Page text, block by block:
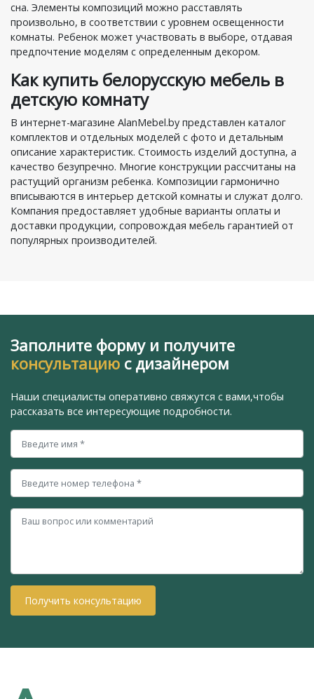
сна. Элементы композиций можно расставлять
произвольно, в соответствии с уровнем освещенности
комнаты. Ребенок может участвовать в выборе, отдавая
предпочтение моделям с определенным декором.
Как купить белорусскую мебель в
детскую комнату
В интернет-магазине AlanMebel.by представлен каталог
комплектов и отдельных моделей с фото и детальным
описание характеристик. Стоимость изделий доступна, а
качество безупречно. Многие конструкции рассчитаны на
растущий организм ребенка. Композиции гармонично
вписываются в интерьер детской комнаты и служат долго.
Компания предоставляет удобные варианты оплаты и
доставки продукции, сопровождая мебель гарантией от
популярных производителей.
Заполните форму и получите
консультацию с дизайнером
Наши специалисты оперативно свяжутся с вами,чтобы
рассказать все интересующие подробности.
Получить консультацию